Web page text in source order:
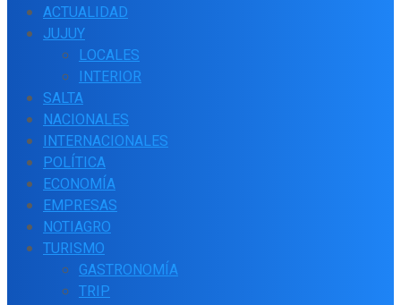
ACTUALIDAD
JUJUY
LOCALES
INTERIOR
SALTA
NACIONALES
INTERNACIONALES
POLÍTICA
ECONOMÍA
EMPRESAS
NOTIAGRO
TURISMO
GASTRONOMÍA
TRIP